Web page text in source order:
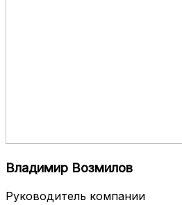
Владимир Возмилов
Руководитель компании